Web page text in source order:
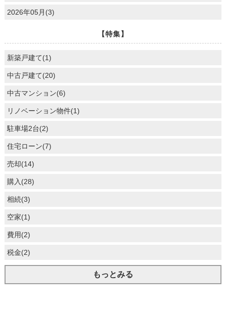
2026年05月(3)
【特集】
新築戸建て(1)
中古戸建て(20)
中古マンション(6)
リノベーション物件(1)
駐車場2台(2)
住宅ローン(7)
売却(14)
購入(28)
相続(3)
空家(1)
費用(2)
税金(2)
もっとみる